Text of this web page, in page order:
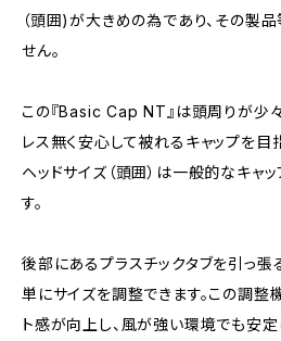
（頭囲)が大きめの為であり、その製
せん。
この『Basic Cap NT』は頭周りが少
レス無く安心して被れるキャップを目
ヘッドサイズ（頭囲）は一般的なキャ
す。
後部にあるプラスチックタブを引っ張
単にサイズを調整できます。この調整
ト感が向上し、風が強い環境でも安定